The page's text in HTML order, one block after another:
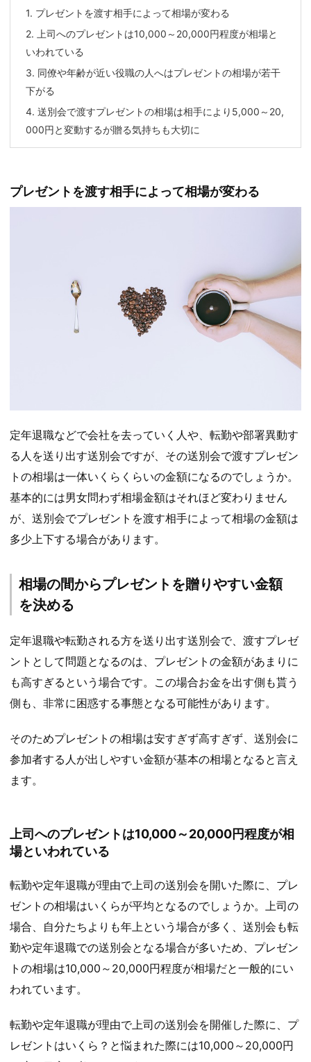
1. プレゼントを渡す相手によって相場が変わる
2. 上司へのプレゼントは10,000～20,000円程度が相場と
いわれている
3. 同僚や年齢が近い役職の人へはプレゼントの相場が若干
下がる
4. 送別会で渡すプレゼントの相場は相手により5,000～20,
000円と変動するが贈る気持ちも大切に
プレゼントを渡す相手によって相場が変わる
定年退職などで会社を去っていく人や、転勤や部署異動す
る人を送り出す送別会ですが、その送別会で渡すプレゼン
トの相場は一体いくらくらいの金額になるのでしょうか。
基本的には男女問わず相場金額はそれほど変わりません
が、送別会でプレゼントを渡す相手によって相場の金額は
多少上下する場合があります。
相場の間からプレゼントを贈りやすい金額
を決める
定年退職や転勤される方を送り出す送別会で、渡すプレゼ
ントとして問題となるのは、プレゼントの金額があまりに
も高すぎるという場合です。この場合お金を出す側も貰う
側も、非常に困惑する事態となる可能性があります。
そのためプレゼントの相場は安すぎず高すぎず、送別会に
参加者する人が出しやすい金額が基本の相場となると言え
ます。
上司へのプレゼントは10,000～20,000円程度が相
場といわれている
転勤や定年退職が理由で上司の送別会を開いた際に、プレ
ゼントの相場はいくらが平均となるのでしょうか。上司の
場合、自分たちよりも年上という場合が多く、送別会も転
勤や定年退職での送別会となる場合が多いため、プレゼン
トの相場は10,000～20,000円程度が相場だと一般的にい
われています。
転勤や定年退職が理由で上司の送別会を開催した際に、プ
レゼントはいくら？と悩まれた際には10,000～20,000円